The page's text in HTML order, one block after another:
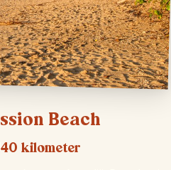
Beach
kilometer